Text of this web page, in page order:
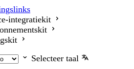
integratiekit
Selecteer taal